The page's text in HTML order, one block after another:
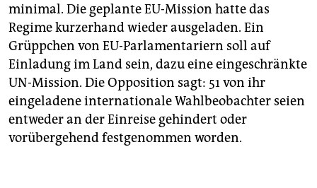
minimal. Die geplante EU-Mission hatte das
Regime kurzerhand wieder ausgeladen. Ein
Grüppchen von EU-Parlamentariern soll auf
Einladung im Land sein, dazu eine eingeschränkte
UN-Mission. Die Opposition sagt: 51 von ihr
eingeladene internationale Wahlbeobachter seien
entweder an der Einreise gehindert oder
vorübergehend festgenommen worden.